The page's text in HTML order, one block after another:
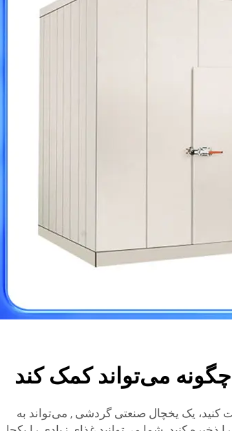
می‌تواند کمک کند
کنید، یک یخچال صنعتی گردشی , می‌تواند به